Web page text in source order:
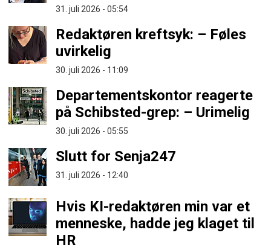
31. juli 2026 - 05:54
Redaktøren kreftsyk: – Føles
uvirkelig
30. juli 2026 - 11:09
Departementskontor reagerte
på Schibsted-grep: – Urimelig
30. juli 2026 - 05:55
Slutt for Senja247
31. juli 2026 - 12:40
Hvis KI-redaktøren min var et
menneske, hadde jeg klaget til
HR